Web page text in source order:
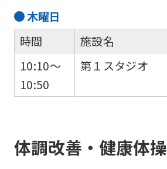
木曜日
時間
10:10～
10:50
施設名
第１スタジオ
体調改善・健康体操